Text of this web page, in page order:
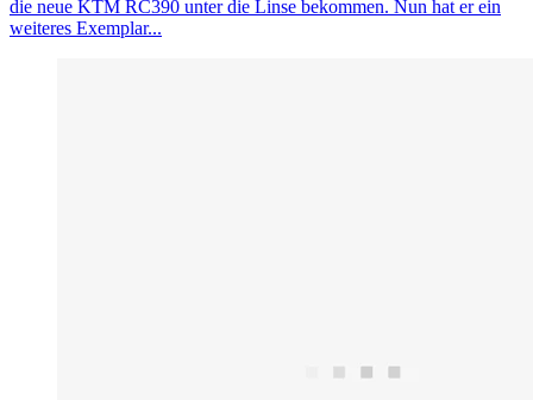
die neue KTM RC390 unter die Linse bekommen. Nun hat er ein
weiteres Exemplar...